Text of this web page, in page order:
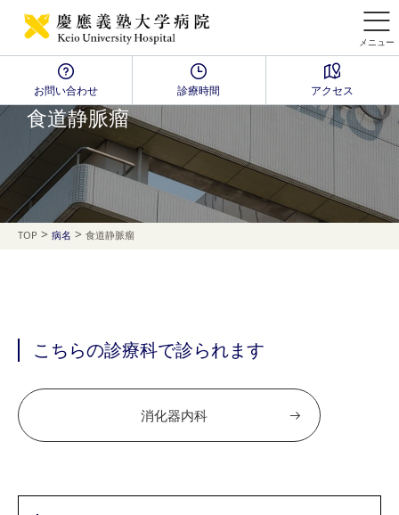
メニュー
お問い合わせ 診療時間 アクセス
Disease Name Search
食道静脈瘤
TOP > 病名 > 食道静脈瘤
こちらの診療科で診られます
消化器内科